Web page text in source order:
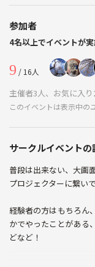
参加者
4名以上でイベントが
9 / 16人
主催者3人、お気に入
このイベントは表示中の
サークルイベントの
普段は出来ない、大画
プロジェクターに繋い
経験者の方はもちろん
かでやったことがある
どなど！